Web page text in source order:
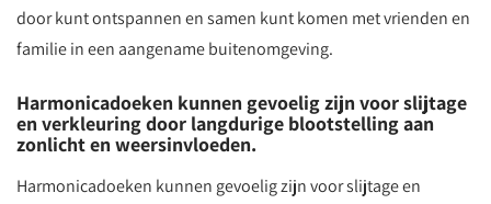
door kunt ontspannen en samen kunt komen met vrienden en
familie in een aangename buitenomgeving.
Harmonicadoeken kunnen gevoelig zijn voor slijtage
en verkleuring door langdurige blootstelling aan
zonlicht en weersinvloeden.
Harmonicadoeken kunnen gevoelig zijn voor slijtage en